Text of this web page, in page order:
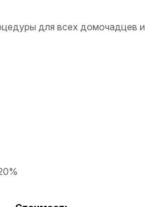
для всех домочадцев и